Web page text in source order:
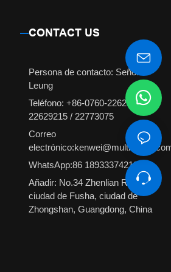
CONTACT US
Persona de contacto: Señorita
Leung
Teléfono: +86-0760-22629231 /
22629215 / 22773075
Correo
WhatsApp:86 18933374210
Añadir: No.34 Zhenlian Road,
ciudad de Fusha, ciudad de
Zhongshan, Guangdong, China